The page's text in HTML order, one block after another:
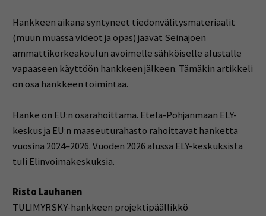
Hankkeen aikana syntyneet tiedonvälitysmateriaalit
(muun muassa videot ja opas) jäävät Seinäjoen
ammattikorkeakoulun avoimelle sähköiselle alustalle
vapaaseen käyttöön hankkeen jälkeen. Tämäkin artikkeli
on osa hankkeen toimintaa.
Hanke on EU:n osarahoittama. Etelä-Pohjanmaan ELY-
keskus ja EU:n maaseuturahasto rahoittavat hanketta
vuosina 2024–2026. Vuoden 2026 alussa ELY-keskuksista
tuli Elinvoimakeskuksia.
Risto Lauhanen
TULIMYRSKY-hankkeen projektipäällikkö